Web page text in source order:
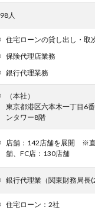
人
住宅ローンの貸し出し・取
保険代理店業務
銀行代理業務
（本社）
東京都港区六本木一丁目6
ンタワー8階
店舗：142店舗を展開 ※
舗、FC店：130店舗
銀行代理業（関東財務局長
住宅ローン：2社